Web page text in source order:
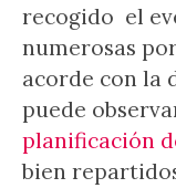
recogido el
numerosas
acorde con la
puede
planificación
bien